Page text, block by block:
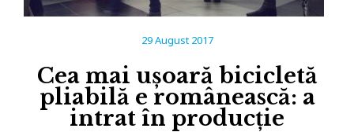
29 August 2017
Cea mai ușoară bicicletă
pliabilă e românească: a
intrat în producție